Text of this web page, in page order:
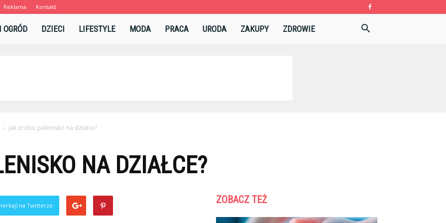
Reklama Kontakt
OGRÓD DZIECI LIFESTYLE MODA PRACA URODA ZAKUPY ZDROWIE
Jak zrobić palenisko na działce?
NA DZIAŁCE?
na Twitterze ZOBACZ TEŻ